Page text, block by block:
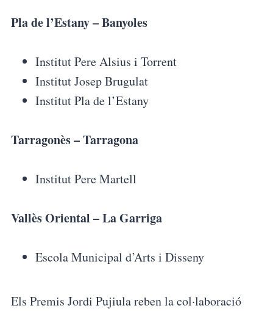
Pla de l’Estany – Banyoles
Institut Pere Alsius i Torrent
Institut Josep Brugulat
Institut Pla de l’Estany
Tarragonès – Tarragona
Institut Pere Martell
Vallès Oriental – La Garriga
Escola Municipal d’Arts i Disseny
Els Premis Jordi Pujiula reben la col·laboració